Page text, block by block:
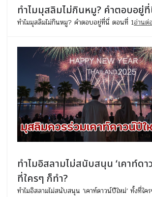
ทำไมมุสลิมไม่กินหมู? คำตอบอยู่
ทำไมมุสลิมไม่กินหมู? คำตอบอยู่ที่นี่ ตอนที่ 1อ่านต่
ทำไมอิสลามไม่สนับสนุน ‘เคาท์ดา
ที่ใครๆ ก็ทำ?
ทำไมอิสลามไม่สนับสนุน ‘เคาท์ดาวน์ปีใหม่’ ทั้งที่ใค